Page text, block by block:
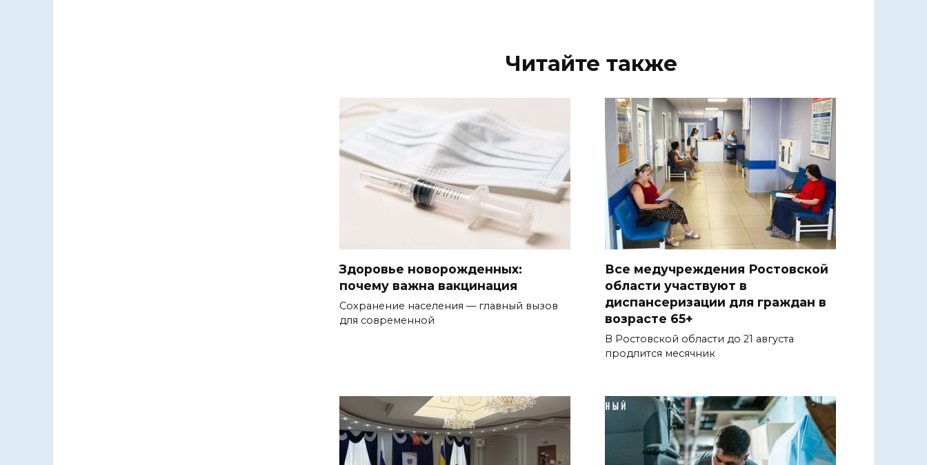
Читайте также
Здоровье новорожденных:
почему важна вакцинация
Сохранение населения — главный вызов
для современной
Все медучреждения Ростовской
области участвуют в
диспансеризации для граждан в
возрасте 65+
В Ростовской области до 21 августа
продлится месячник